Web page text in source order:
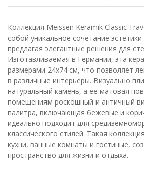
Коллекция Meissen Keramik Classic
собой уникальное сочетание
предлагая элегантные решения для
Изготавливаемая в Германии, эта
размерами 24x74 см, что позволяет
в различные интерьеры. Визуально
натуральный камень, а её матовая
помещениям роскошный и античный
палитра, включающая бежевые и
идеально подходит для
классического стилей. Такая
кухни, ванные комнаты и гостиные,
пространство для жизни и отдыха.